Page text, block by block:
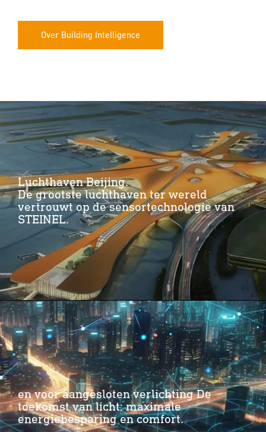
Over Building Intelligence
Luchthaven Beijing.
De grootste luchthaven ter wereld
vertrouwt op de sensortechnologie van
STEINEL.
en voor aangesloten verlichting De
toekomst van licht: maximale
energiebesparing en comfort.